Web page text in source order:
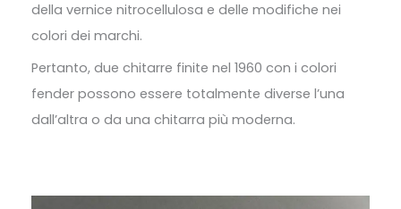
della vernice nitrocellulosa e delle modifiche nei
colori dei marchi.
Pertanto, due chitarre finite nel 1960 con i colori
fender possono essere totalmente diverse l’una
dall’altra o da una chitarra più moderna.